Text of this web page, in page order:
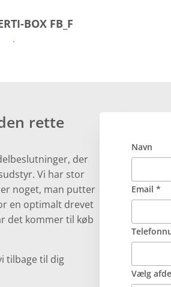
BOX FB_F
Se mere
rette
der
Vi har stor
noget, man putter
en optimalt drevet
det kommer til køb
tilbage til dig
Navn
Email *
Vælg